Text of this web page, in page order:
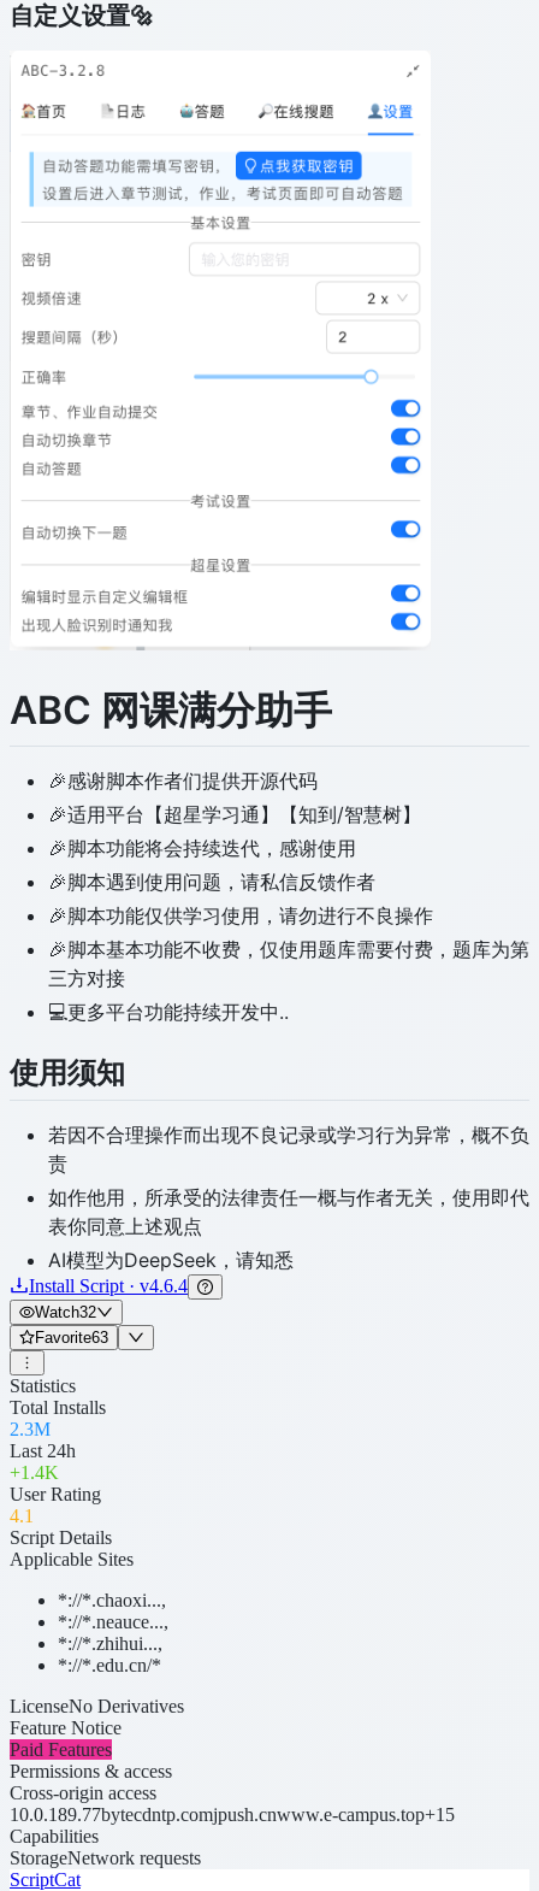
自定义设置🔩
ABC 网课满分助手
🎉感谢脚本作者们提供开源代码
🎉适用平台【超星学习通】【知到/智慧树】
🎉脚本功能将会持续迭代，感谢使用
🎉脚本遇到使用问题，请私信反馈作者
🎉脚本功能仅供学习使用，请勿进行不良操作
🎉脚本基本功能不收费，仅使用题库需要付费，题库为第
三方对接
💻更多平台功能持续开发中..
使用须知
若因不合理操作而出现不良记录或学习行为异常，概不负
责
如作他用，所承受的法律责任一概与作者无关，使用即代
表你同意上述观点
AI模型为DeepSeek，请知悉
Install Script · v4.6.4
Watch32
Favorite63
Statistics
Total Installs
2.3M
Last 24h
+1.4K
User Rating
4.1
Script Details
Applicable Sites
*://*.chaoxi...,
*://*.neauce...,
*://*.zhihui...,
*://*.edu.cn/*
LicenseNo Derivatives
Feature Notice
Paid Features
Permissions & access
Cross-origin access
10.0.189.77bytecdntp.comjpush.cnwww.e-campus.top+15
Capabilities
StorageNetwork requests
ScriptCat